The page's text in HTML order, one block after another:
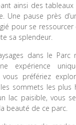
ainsi des tableaux
Une pause près
pour se
sa splendeur.
dans le Parc
expérience
vous préfériez
sommets les plus
lac paisible, vous
beauté de ce parc.